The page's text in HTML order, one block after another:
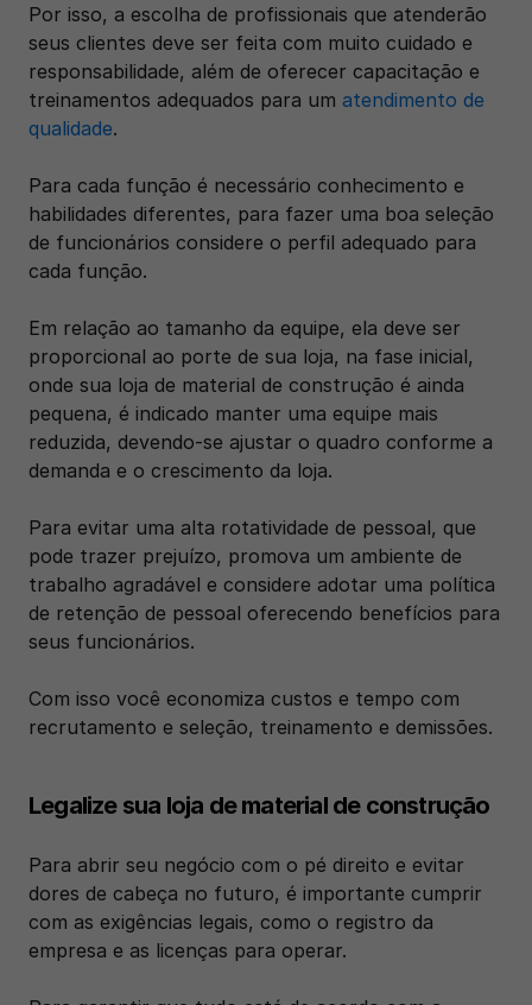
Por isso, a escolha de profissionais que atenderão
seus clientes deve ser feita com muito cuidado e
responsabilidade, além de oferecer capacitação e
treinamentos adequados para um atendimento de
qualidade.
Para cada função é necessário conhecimento e
habilidades diferentes, para fazer uma boa seleção
de funcionários considere o perfil adequado para
cada função.
Em relação ao tamanho da equipe, ela deve ser
proporcional ao porte de sua loja, na fase inicial,
onde sua loja de material de construção é ainda
pequena, é indicado manter uma equipe mais
reduzida, devendo-se ajustar o quadro conforme a
demanda e o crescimento da loja.
Para evitar uma alta rotatividade de pessoal, que
pode trazer prejuízo, promova um ambiente de
trabalho agradável e considere adotar uma política
de retenção de pessoal oferecendo benefícios para
seus funcionários.
Com isso você economiza custos e tempo com
recrutamento e seleção, treinamento e demissões.
Legalize sua loja de material de construção
Para abrir seu negócio com o pé direito e evitar
dores de cabeça no futuro, é importante cumprir
com as exigências legais, como o registro da
empresa e as licenças para operar.